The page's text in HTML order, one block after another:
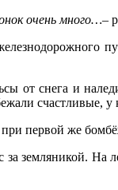
очень много…–
от снега и
счастливые,
первой же
земляникой.